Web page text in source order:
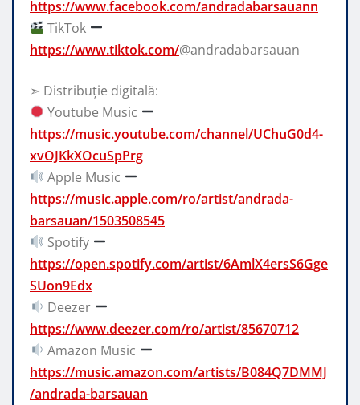
https://www.facebook.com/andradabarsauann
TikTok
https://www.tiktok.com/@andradabarsauan
➣ Distribuție digitală:
Youtube Music
https://music.youtube.com/channel/UChuG0d4-
xvOJKkXOcuSpPrg
Apple Music
https://music.apple.com/ro/artist/andrada-
barsauan/1503508545
Spotify
https://open.spotify.com/artist/6AmlX4ersS6Gge
SUon9Edx
Deezer
https://www.deezer.com/ro/artist/85670712
Amazon Music
https://music.amazon.com/artists/B084Q7DMMJ
/andrada-barsauan